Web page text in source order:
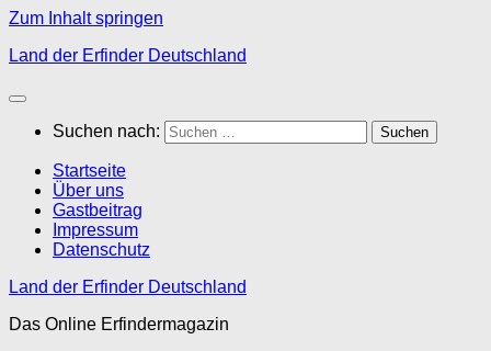
Zum Inhalt springen
Land der Erfinder Deutschland
Suchen nach:
Startseite
Über uns
Gastbeitrag
Impressum
Datenschutz
Land der Erfinder Deutschland
Das Online Erfindermagazin